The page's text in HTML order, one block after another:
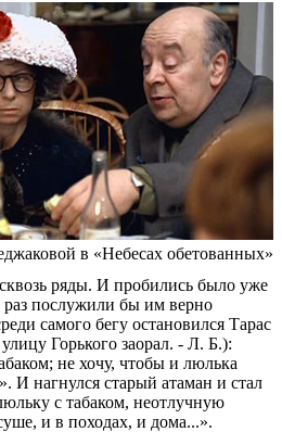
в «Небесах обетованных»
ряды. И пробились было уже
послужили бы им верно
самого бегу остановился Тарас
Горького заорал. - Л. Б.):
не хочу, чтобы и люлька
И нагнулся старый атаман и стал
с табаком, неотлучную
и в походах, и дома...».